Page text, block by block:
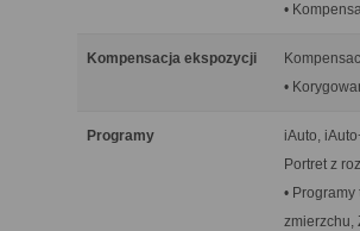
•
Kompensacja ekspozycji
•
Programy
iAuto,
Portret z
•
zmierzchu,